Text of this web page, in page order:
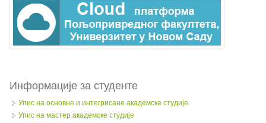
Информације за студенте
Упис на основне и интегрисане академске студије
Упис на мастер академске студије